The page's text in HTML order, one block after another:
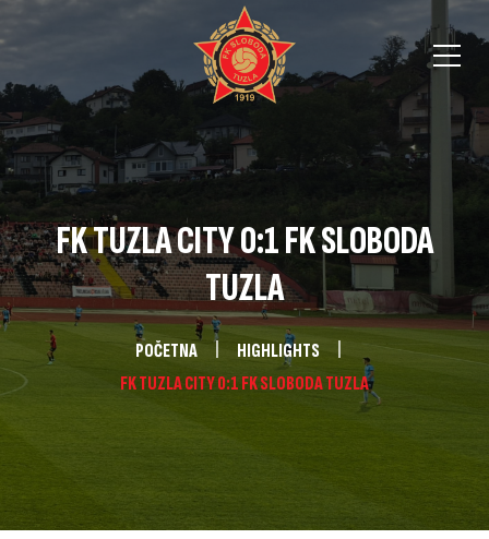
FK TUZLA CITY 0:1 FK SLOBODA
TUZLA
POČETNA
HIGHLIGHTS
FK TUZLA CITY 0:1 FK SLOBODA TUZLA